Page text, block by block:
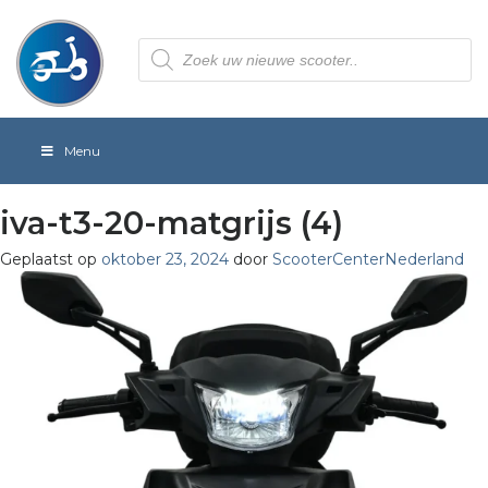
Producten
zoeken
Menu
iva-t3-20-matgrijs (4)
Geplaatst op oktober 23, 2024 door ScooterCenterNederland